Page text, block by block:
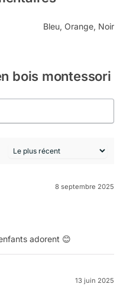
Bleu, Orange, Noir
bois montessori
8 septembre 2025
adorent 😊
13 juin 2025